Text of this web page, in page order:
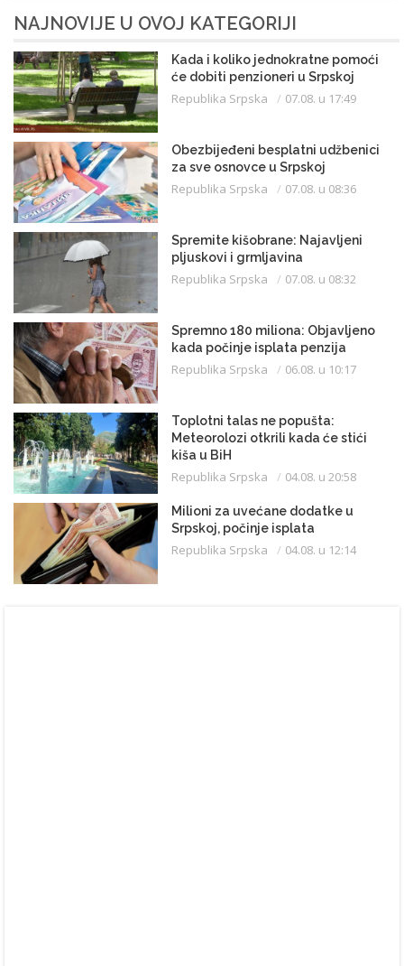
NAJNOVIJE U OVOJ KATEGORIJI
Kada i koliko jednokratne pomoći
će dobiti penzioneri u Srpskoj
Republika Srpska 07.08. u 17:49
Obezbijeđeni besplatni udžbenici
za sve osnovce u Srpskoj
Republika Srpska 07.08. u 08:36
Spremite kišobrane: Najavljeni
pljuskovi i grmljavina
Republika Srpska 07.08. u 08:32
Spremno 180 miliona: Objavljeno
kada počinje isplata penzija
Republika Srpska 06.08. u 10:17
Toplotni talas ne popušta:
Meteorolozi otkrili kada će stići
kiša u BiH
Republika Srpska 04.08. u 20:58
Milioni za uvećane dodatke u
Srpskoj, počinje isplata
Republika Srpska 04.08. u 12:14